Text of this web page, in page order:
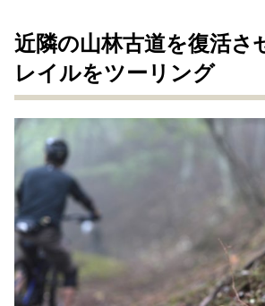
近隣の山林古道を復活さ
レイルをツーリング